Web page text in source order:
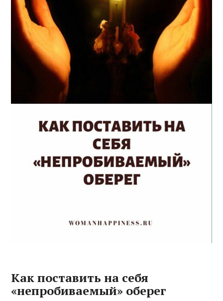
Как поставить на себя
«непробиваемый» оберег